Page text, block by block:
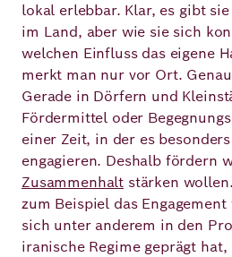
lokal erlebbar. Klar, es gibt
im Land, aber wie sie sich
welchen Einfluss das eigene
merkt man nur vor Ort.
Gerade in Dörfern und
Fördermittel oder
einer Zeit, in der es
engagieren. Deshalb fördern
Zusammenhalt stärken
zum Beispiel das
sich unter anderem in den
iranische Regime geprägt